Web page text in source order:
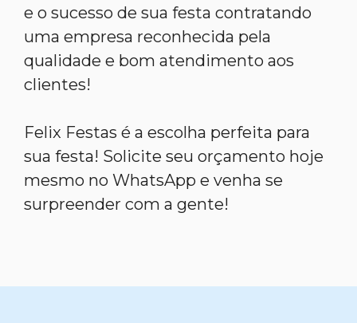
e o sucesso de sua festa contratando
uma empresa reconhecida pela
qualidade e bom atendimento aos
clientes!
Felix Festas é a escolha perfeita para
sua festa! Solicite seu orçamento hoje
mesmo no WhatsApp e venha se
surpreender com a gente!